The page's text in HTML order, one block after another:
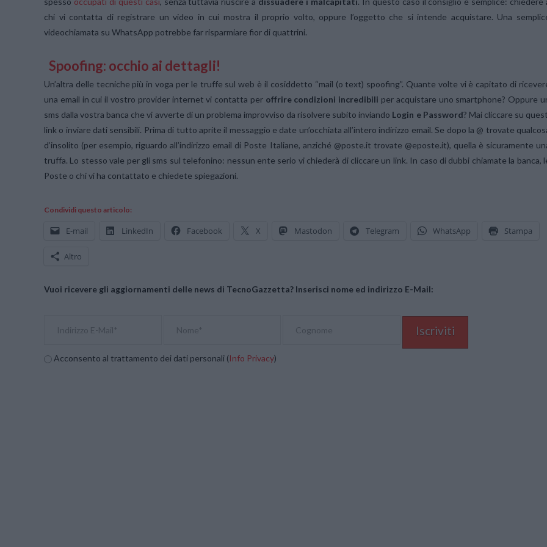
chi vi contatta di registrare un video in cui mostra il proprio volto, oppure l’oggetto che si intende acquistare. Una
videochiamata su WhatsApp potrebbe far risparmiare fior di quattrini.
Spoofing: occhio ai dettagli!
Un’altra delle tecniche più in voga per le truffe sul web è il cosiddetto “mail (o text) spoofing”. Quante volte vi è capitato di
una email in cui il vostro provider internet vi contatta per offrire condizioni incredibili per acquistare uno smartphone? Oppure
sms dalla vostra banca che vi avverte di un problema improvviso da risolvere subito inviando Login e Password? Mai cliccare su
link o inviare dati sensibili. Prima di tutto aprite il messaggio e date un’occhiata all’intero indirizzo email. Se dopo la @ trovate
d’insolito (per esempio, riguardo all’indirizzo email di Poste Italiane, anziché @poste.it trovate @eposte.it), quella è sicuramente
truffa. Lo stesso vale per gli sms sul telefonino: nessun ente serio vi chiederà di cliccare un link. In caso di dubbi chiamate la banca,
Poste o chi vi ha contattato e chiedete spiegazioni.
Condividi questo articolo:
E-mail LinkedIn Facebook X Mastodon Telegram WhatsApp Stampa
Altro
Vuoi ricevere gli aggiornamenti delle news di TecnoGazzetta? Inserisci nome ed indirizzo E-Mail:
Acconsento al trattamento dei dati personali (Info Privacy)